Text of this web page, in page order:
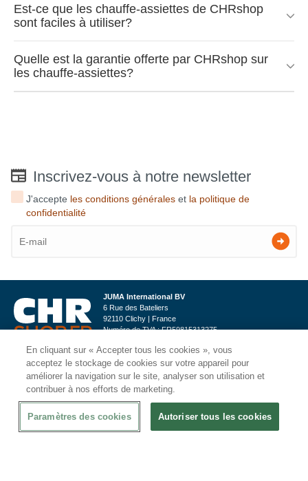
Est-ce que les chauffe-assiettes de CHRshop
sont faciles à utiliser?
Quelle est la garantie offerte par CHRshop sur
les chauffe-assiettes?
Inscrivez-vous à notre newsletter
J'accepte les conditions générales et la politique de
confidentialité
JUMA International BV
6 Rue des Bateliers
92110 Clichy | France
Numéro de TVA : FR59815313275
CHRshop est l'un des plus grands fournisseurs de matériel de restauration aux
Pays-Bas et en Belgique. Nous fournissons aussi bien les entreprises que les
particuliers.
En cliquant sur « Accepter tous les cookies », vous
acceptez le stockage de cookies sur votre appareil pour
améliorer la navigation sur le site, analyser son utilisation et
contribuer à nos efforts de marketing.
Paramètres des cookies Autoriser tous les cookies